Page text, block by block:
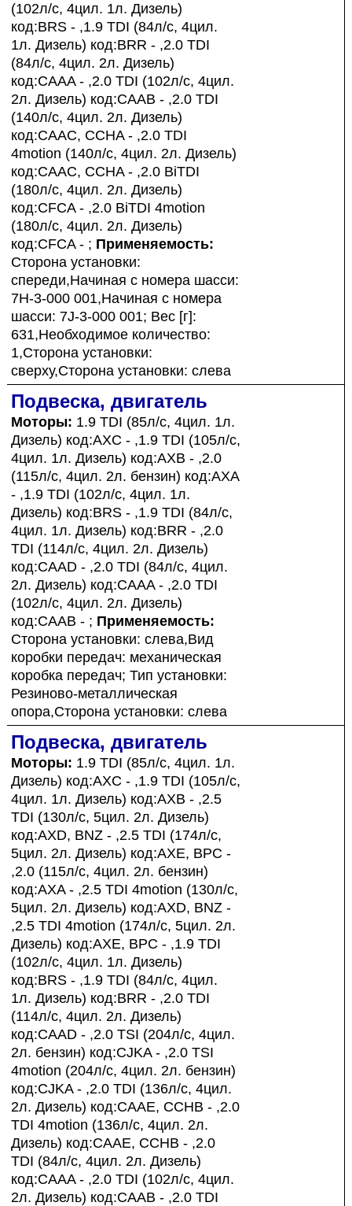
(102л/с, 4цил. 1л. Дизель)
код:BRS - ,1.9 TDI (84л/с, 4цил.
1л. Дизель) код:BRR - ,2.0 TDI
(84л/с, 4цил. 2л. Дизель)
код:CAAA - ,2.0 TDI (102л/с, 4цил.
2л. Дизель) код:CAAB - ,2.0 TDI
(140л/с, 4цил. 2л. Дизель)
код:CAAC, CCHA - ,2.0 TDI
4motion (140л/с, 4цил. 2л. Дизель)
код:CAAC, CCHA - ,2.0 BiTDI
(180л/с, 4цил. 2л. Дизель)
код:CFCA - ,2.0 BiTDI 4motion
(180л/с, 4цил. 2л. Дизель)
код:CFCA - ; Применяемость:
Сторона установки:
спереди,Начиная с номера шасси:
7H-3-000 001,Начиная с номера
шасси: 7J-3-000 001; Вес [г]:
631,Необходимое количество:
1,Сторона установки:
сверху,Сторона установки: слева
Подвеска, двигатель
Моторы: 1.9 TDI (85л/с, 4цил. 1л.
Дизель) код:AXC - ,1.9 TDI (105л/с,
4цил. 1л. Дизель) код:AXB - ,2.0
(115л/с, 4цил. 2л. бензин) код:AXA
- ,1.9 TDI (102л/с, 4цил. 1л.
Дизель) код:BRS - ,1.9 TDI (84л/с,
4цил. 1л. Дизель) код:BRR - ,2.0
TDI (114л/с, 4цил. 2л. Дизель)
код:CAAD - ,2.0 TDI (84л/с, 4цил.
2л. Дизель) код:CAAA - ,2.0 TDI
(102л/с, 4цил. 2л. Дизель)
код:CAAB - ; Применяемость:
Сторона установки: слева,Вид
коробки передач: механическая
коробка передач; Тип установки:
Резиново-металлическая
опора,Сторона установки: слева
Подвеска, двигатель
Моторы: 1.9 TDI (85л/с, 4цил. 1л.
Дизель) код:AXC - ,1.9 TDI (105л/с,
4цил. 1л. Дизель) код:AXB - ,2.5
TDI (130л/с, 5цил. 2л. Дизель)
код:AXD, BNZ - ,2.5 TDI (174л/с,
5цил. 2л. Дизель) код:AXE, BPC -
,2.0 (115л/с, 4цил. 2л. бензин)
код:AXA - ,2.5 TDI 4motion (130л/с,
5цил. 2л. Дизель) код:AXD, BNZ -
,2.5 TDI 4motion (174л/с, 5цил. 2л.
Дизель) код:AXE, BPC - ,1.9 TDI
(102л/с, 4цил. 1л. Дизель)
код:BRS - ,1.9 TDI (84л/с, 4цил.
1л. Дизель) код:BRR - ,2.0 TDI
(114л/с, 4цил. 2л. Дизель)
код:CAAD - ,2.0 TSI (204л/с, 4цил.
2л. бензин) код:CJKA - ,2.0 TSI
4motion (204л/с, 4цил. 2л. бензин)
код:CJKA - ,2.0 TDI (136л/с, 4цил.
2л. Дизель) код:CAAE, CCHB - ,2.0
TDI 4motion (136л/с, 4цил. 2л.
Дизель) код:CAAE, CCHB - ,2.0
TDI (84л/с, 4цил. 2л. Дизель)
код:CAAA - ,2.0 TDI (102л/с, 4цил.
2л. Дизель) код:CAAB - ,2.0 TDI